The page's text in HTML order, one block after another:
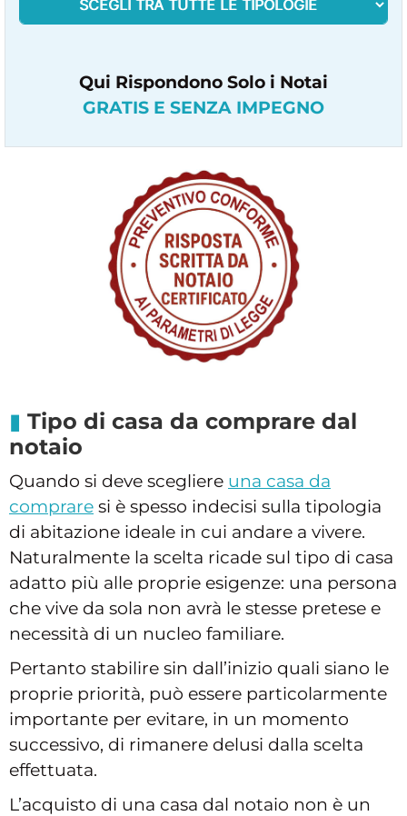
Qui Rispondono Solo i Notai
GRATIS E SENZA IMPEGNO
Tipo di casa da comprare dal
notaio
Quando si deve scegliere una casa da
comprare si è spesso indecisi sulla tipologia
di abitazione ideale in cui andare a vivere.
Naturalmente la scelta ricade sul tipo di casa
adatto più alle proprie esigenze: una persona
che vive da sola non avrà le stesse pretese e
necessità di un nucleo familiare.
Pertanto stabilire sin dall’inizio quali siano le
proprie priorità, può essere particolarmente
importante per evitare, in un momento
successivo, di rimanere delusi dalla scelta
effettuata.
L’acquisto di una casa dal notaio non è un